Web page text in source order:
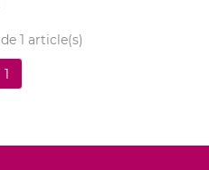
1 article(s)
1